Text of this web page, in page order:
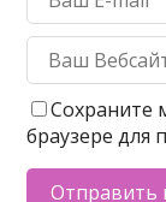
Сохраните
браузере